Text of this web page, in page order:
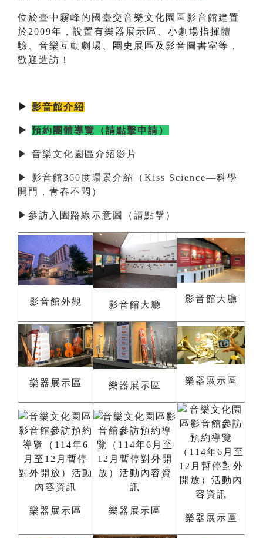
位於臺中霧峰的國臺交音樂文化園區影音館建置
於2009年，設置有樂器展示區、小劇場指揮體
驗、音樂互動劇場、團史展區及影音圖書室等，
歡迎造訪！
▶ 影音館介紹
▶ 預約團體導覽（請點擊申請）
▶ 音樂文化園區介紹影片
▶ 影音館360度環景介紹（Kiss Science—科學
開門，青春不悶）
▶ 參訪入園路線示意圖（請點擊）
影音館外觀 影音館大廳
影音館大廳
樂器展示區 樂器展示區 樂器展示區
樂器展示區 樂器展示區
樂器展示區